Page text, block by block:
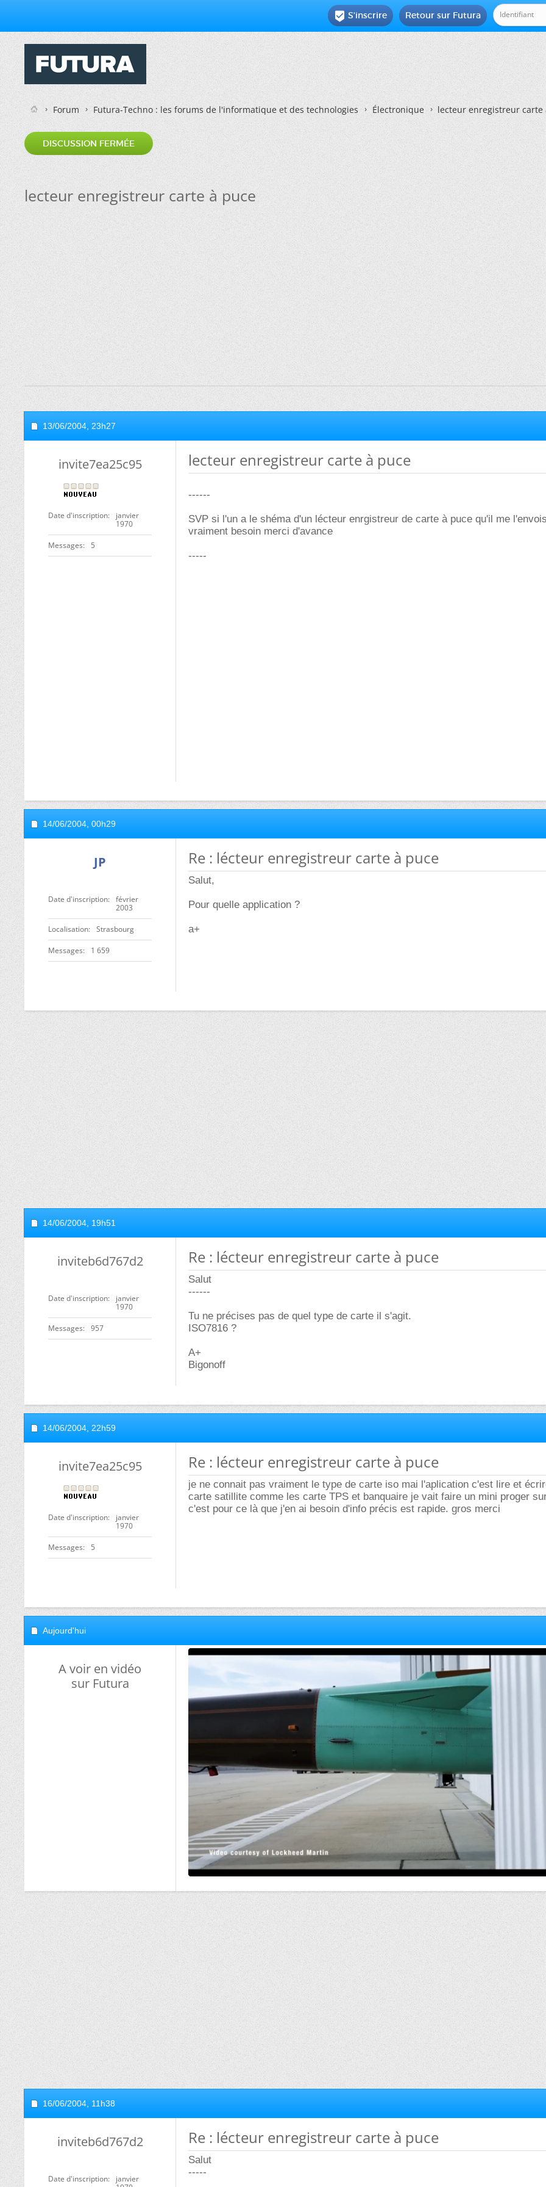
Retour sur Futura
 S'inscrire
Forum Futura-Techno : les forums de l'informatique et des technologies Électronique lecteur enregistreur carte
DISCUSSION FERMÉE
lecteur enregistreur carte à puce
13/06/2004, 23h27
invite7ea25c95
Date d'inscription
janvier
1970
Messages 5
lecteur enregistreur carte à puce
------
SVP si l'un a le shéma d'un lécteur enrgistreur de carte à puce qu'il me
vraiment besoin merci d'avance
-----
14/06/2004, 00h29
JP
Date d'inscription
février
2003
Localisation Strasbourg
Messages 1 659
Re : lécteur enregistreur carte à puce
Salut,
Pour quelle application ?
a+
14/06/2004, 19h51
inviteb6d767d2
Date d'inscription
janvier
1970
Messages 957
Re : lécteur enregistreur carte à puce
Salut
------
Tu ne précises pas de quel type de carte il s'agit.
ISO7816 ?
A+
Bigonoff
14/06/2004, 22h59
invite7ea25c95
Date d'inscription
janvier
1970
Messages 5
Re : lécteur enregistreur carte à puce
je ne connait pas vraiment le type de carte iso mai l'aplication c'est lire et
carte satillite comme les carte TPS et banquaire je vait faire un mini proger
c'est pour ce là que j'en ai besoin d'info précis est rapide. gros merci
Aujourd'hui
A voir en vidéo
sur Futura
16/06/2004, 11h38
inviteb6d767d2
Date d'inscription
janvier
Re : lécteur enregistreur carte à puce
Salut
-----